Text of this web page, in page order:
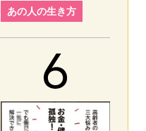
あの人の生き方